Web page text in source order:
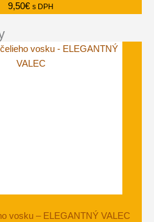
9,50€ s DPH
vosku – ELEGANTNÝ VALEC